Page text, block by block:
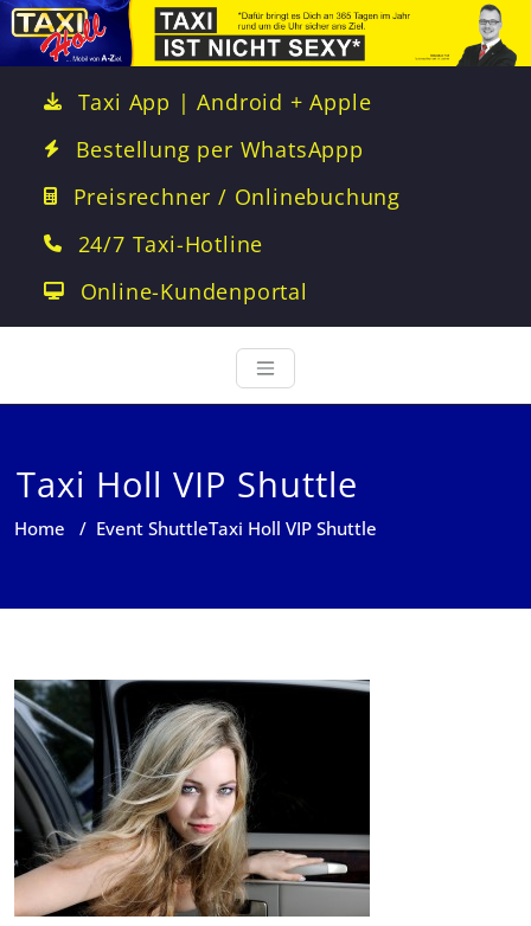
Taxi App | Android + Apple
Bestellung per WhatsAppp
Preisrechner / Onlinebuchung
24/7 Taxi-Hotline
Online-Kundenportal
Taxi Holl VIP Shuttle
Home / Event ShuttleTaxi Holl VIP Shuttle